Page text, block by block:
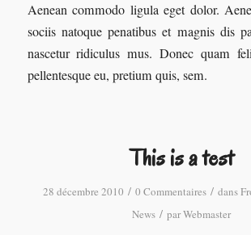
Aenean commodo ligula eget dolor.
sociis natoque penatibus et magnis dis
nascetur ridiculus mus. Donec quam
pellentesque eu, pretium quis, sem.
This is a test
28 décembre 2010 / 0 Commentaires / dans
News / parWebmaster